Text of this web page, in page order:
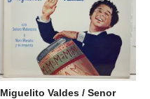
Miguelito Valdes / Senor